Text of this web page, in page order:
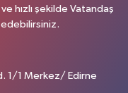
hızlı şekilde Vatandaş
1/1 Merkez/ Edirne